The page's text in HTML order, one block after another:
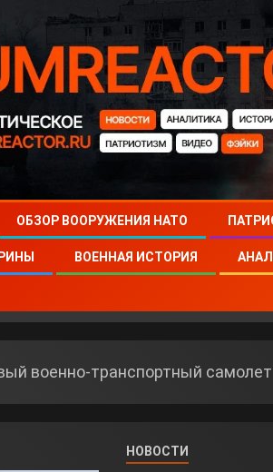
ОБЗОР ВООРУЖЕНИЯ НАТО
ВОЕННАЯ ИСТОРИЯ
военно-транспортный
НОВОСТИ